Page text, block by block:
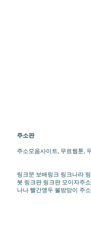
주소판
주소모음사이트, 무료웹툰,
링크문 보배링크 링크나라
봇 링크판 링크판 모이자주
나나 빨간앵두 불방망이 주